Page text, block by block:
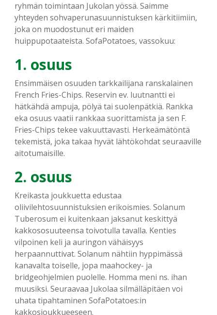
ryhmän toimintaan Jukolan yössä. Saimme
yhteyden sohvaperunasuunnistuksen kärkitiimiin,
joka on muodostunut eri maiden
huippupotaateista. SofaPotatoes, vassokuu:
1. osuus
Ensimmäisen osuuden tarkkailijana ranskalainen
French Fries-Chips. Reservin ev. luutnantti ei
hätkähdä ampuja, pölyä tai suolenpätkiä. Rankka
eka osuus vaatii rankkaa suorittamista ja sen F.
Fries-Chips tekee vakuuttavasti. Herkeämätöntä
tekemistä, joka takaa hyvät lähtökohdat seuraaville
aitotumaisille.
2. osuus
Kreikasta joukkuetta edustaa
oliivilehtosuunnistuksien erikoismies. Solanum
Tuberosum ei kuitenkaan jaksanut keskittyä
kakkososuuteensa toivotulla tavalla. Kenties
vilpoinen keli ja auringon vähäisyys
herpaannuttivat. Solanum nähtiin hyppimässä
kanavalta toiselle, jopa maahockey- ja
bridgeohjelmien puolelle. Homma meni ns. ihan
muusiksi. Seuraavaa Jukolaa silmälläpitäen voi
uhata tipahtaminen SofaPotatoes:in
kakkosjoukkueeseen.